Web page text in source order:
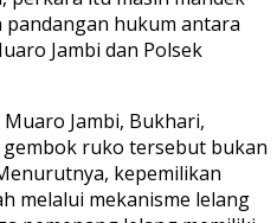
hukum antara
Jambi dan Polsek
Jambi, Bukhari,
ruko tersebut bukan
kepemilikan
melalui mekanisme lelang